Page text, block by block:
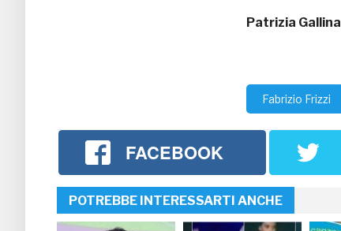
Patrizia Gallina
Fabrizio Frizzi
FACEBOOK
POTREBBE INTERESSARTI ANCHE